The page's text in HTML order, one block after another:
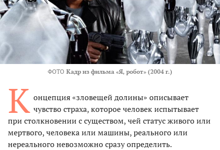
ФОТО Кадр из фильма «Я, робот» (2004 г.)
К онцепция «зловещей долины» описывает
чувство страха, которое человек испытывает
при столкновении с существом, чей статус живого или
мертвого, человека или машины, реального или
нереального невозможно сразу определить.